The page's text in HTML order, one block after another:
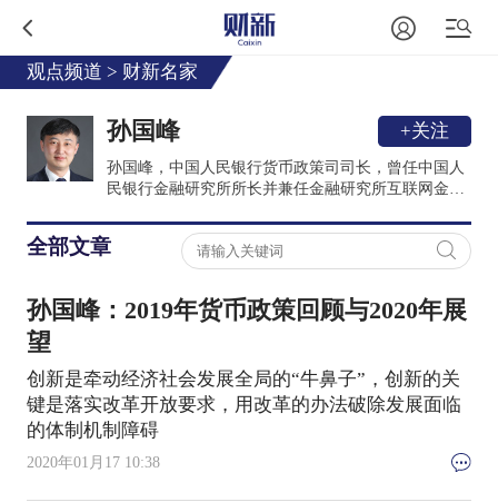
观点频道 > 财新名家
孙国峰 +关注
孙国峰，中国人民银行货币政策司司长，曾任中国人
民银行金融研究所所长并兼任金融研究所互联网金融
济学博士，研究员，美国普林斯顿大学经济系客座教
授，清华大学、中国社会科学院、对外经贸大学、西
南财经大学、中南财经政法大学兼职教授、博士生导
师，中国金融会计学会副会长，央行青联副主席，中
国城市金融学会、中国农村金融学会、中国国际金融
十人论坛成员，美国斯坦福大学访问学者，国际清算
银行客座研究员。在国际著名的美国帕尔格雷夫出版
社出版2部英文专著，在中国出版4部中文著作。在
《中国社会科学》、《经济研究》等国内外核心学术
期刊发表论文80余篇。
全部文章
孙国峰：2019年货币政策回顾与2020年展
望
创新是牵动经济社会发展全局的“牛鼻子”，创新的关
键是落实改革开放要求，用改革的办法破除发展面临
的体制机制障碍
2020年01月17 10:38